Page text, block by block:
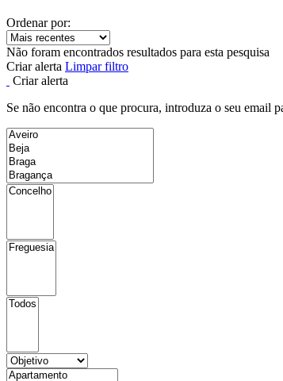
Ordenar por:
Não foram encontrados resultados para esta pesquisa
Criar alerta Limpar filtro
Criar alerta
Se não encontra o que procura, introduza o seu email